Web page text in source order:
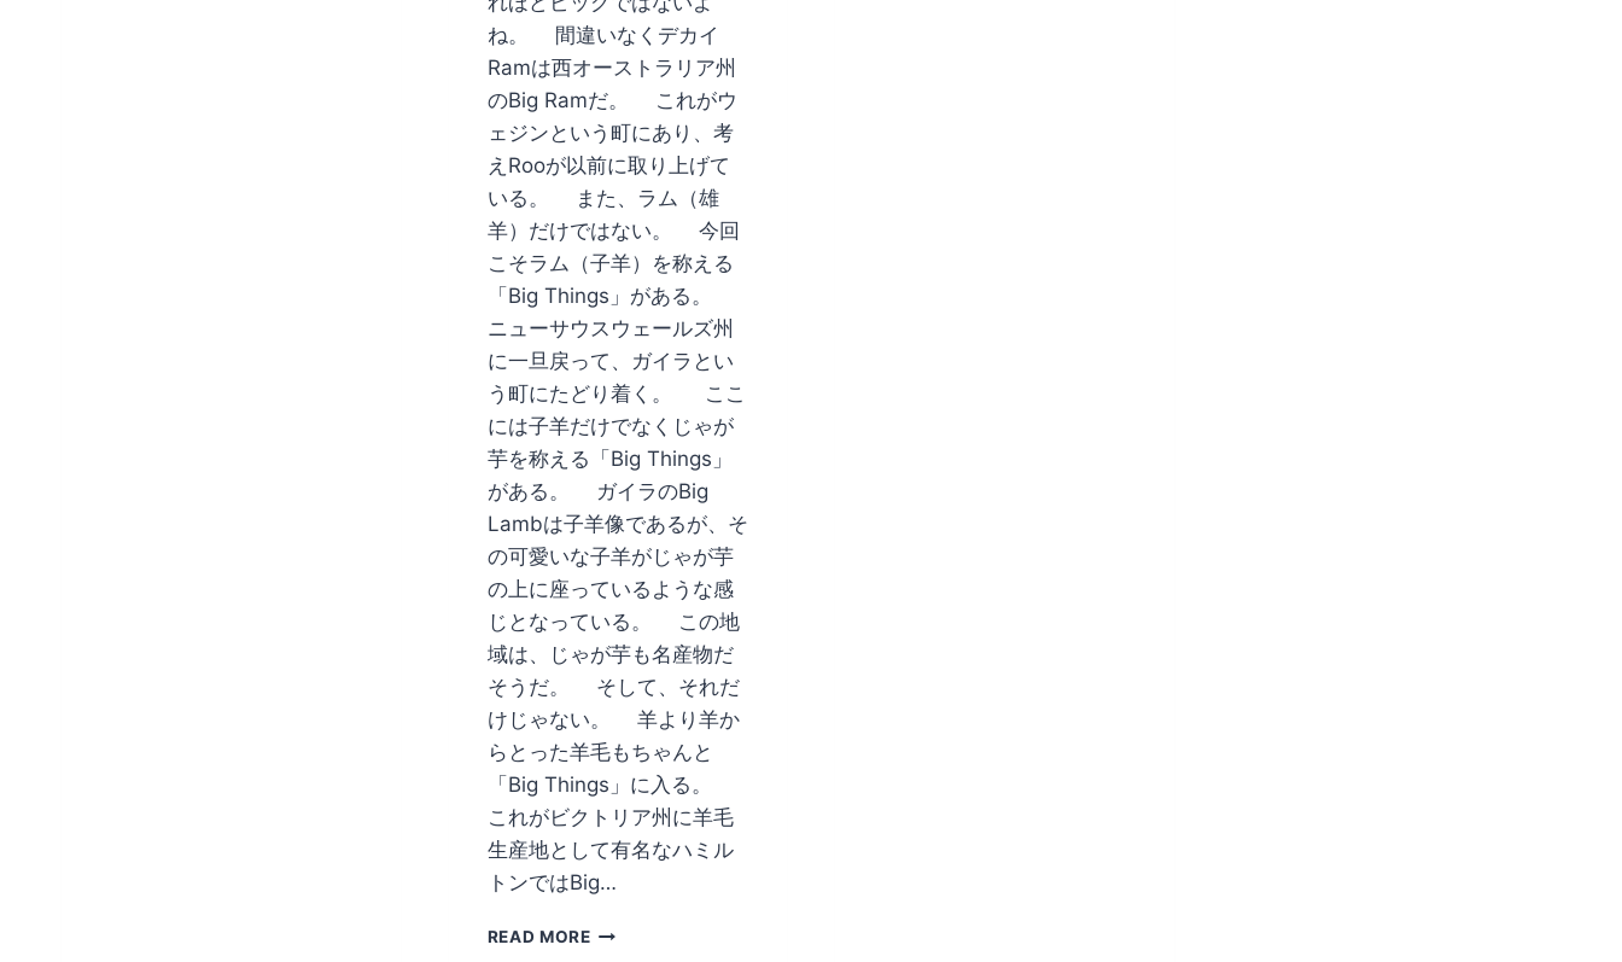
ね。 間違いなくデカイ
Ramは西オーストラリア州
のBig Ramだ。 これがウ
ェジンという町にあり、考
えRooが以前に取り上げて
いる。 また、ラム（雄
羊）だけではない。 今回
こそラム（子羊）を称える
「Big Things」がある。
ニューサウスウェールズ州
に一旦戻って、ガイラとい
う町にたどり着く。 ここ
には子羊だけでなくじゃが
芋を称える「Big Things」
がある。 ガイラのBig
Lambは子羊像であるが、そ
の可愛いな子羊がじゃが芋
の上に座っているような感
じとなっている。 この地
域は、じゃが芋も名産物だ
そうだ。 そして、それだ
けじゃない。 羊より羊か
らとった羊毛もちゃんと
「Big Things」に入る。
これがビクトリア州に羊毛
生産地として有名なハミル
トンではBig…
READ MORE色々